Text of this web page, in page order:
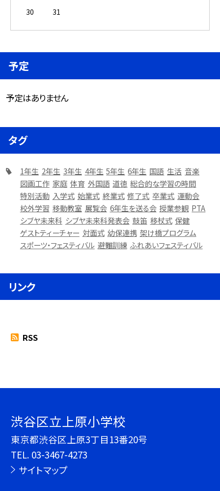
30
31
予定
予定はありません
タグ
1年生 2年生 3年生 4年生 5年生 6年生 国語 生活 音楽
図画工作 家庭 体育 外国語 道徳 総合的な学習の時間
特別活動 入学式 始業式 終業式 修了式 卒業式 運動会
校外学習 移動教室 展覧会 6年生を送る会 授業参観 PTA
シブヤ未来科 シブヤ未来科発表会 鼓笛 移杖式 保健
ゲストティーチャー 対面式 幼保連携 架け橋プログラム
スポーツ・フェスティバル 避難訓練 ふれあいフェスティバル
リンク
RSS
渋谷区立上原小学校
東京都渋谷区上原3丁目13番20号
TEL. 03-3467-4273
サイトマップ